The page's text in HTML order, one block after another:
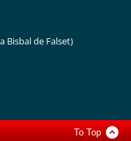
Bisbal de Falset)
To Top